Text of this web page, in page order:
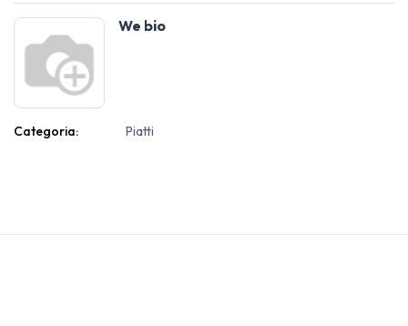
We bio
Categoria: Piatti